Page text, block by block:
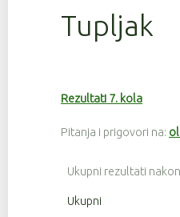
Tupljak
Rezultati 7. kola
Pitanja i prigovori na:
Ukupni rezultati
Ukupni